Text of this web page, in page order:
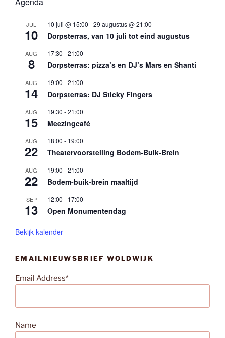
JUL
10
10 juli @ 15:00 -29 augustus @ 21:00
Dorpsterras, van 10 juli tot eind augustus
AUG
8
17:30 -21:00
Dorpsterras: pizza’s en DJ’s Mars en Shanti
AUG
14
19:00 -21:00
Dorpsterras: DJ Sticky Fingers
AUG
15
19:30 -21:00
Meezingcafé
AUG
22
18:00 - 19:00
Theatervoorstelling Bodem-Buik-Brein
AUG
22
19:00 -21:00
Bodem-buik-brein maaltijd
SEP
13
12:00 - 17:00
Open Monumentendag
Bekijk kalender
EMAILNIEUWSBRIEF WOLDWIJK
Email Address*
Name